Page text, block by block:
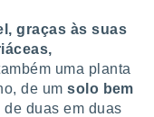
graças às suas
uma planta
de umsolo bem
de duas em duas